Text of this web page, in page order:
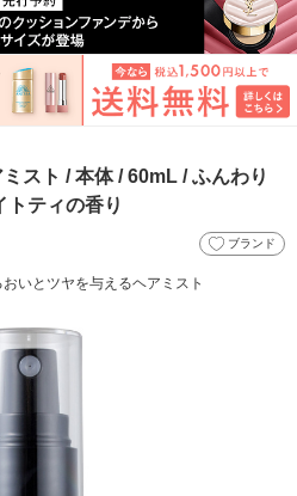
スト / 本体 / 60mL / ふんわり
トティの香り
ブランド
いとツヤを与えるヘアミスト